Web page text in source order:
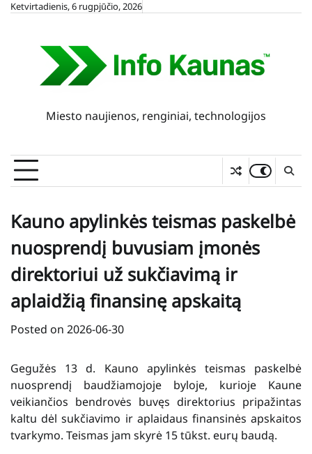
SkipKetvirtadienis, 6 rugpjūčio, 2026
Miesto naujienos, renginiai, technologijos
Kauno apylinkės teismas paskelbė
nuosprendį buvusiam įmonės
direktoriui už sukčiavimą ir
aplaidžią finansinę apskaitą
Posted on 2026-06-30
Gegužės 13 d. Kauno apylinkės teismas paskelbė
nuosprendį baudžiamojoje byloje, kurioje Kaune
veikiančios bendrovės buvęs direktorius pripažintas
kaltu dėl sukčiavimo ir aplaidaus finansinės apskaitos
tvarkymo. Teismas jam skyrė 15 tūkst. eurų baudą.